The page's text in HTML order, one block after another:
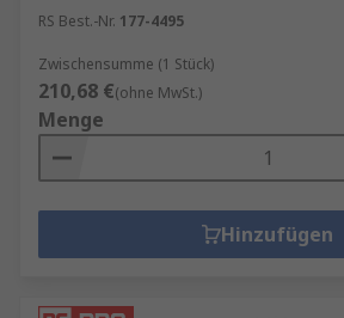
RS Best.-Nr. 177-4495
Zwischensumme (1 Stück)
210,68 €(ohne MwSt.)
Menge
Hinzufügen